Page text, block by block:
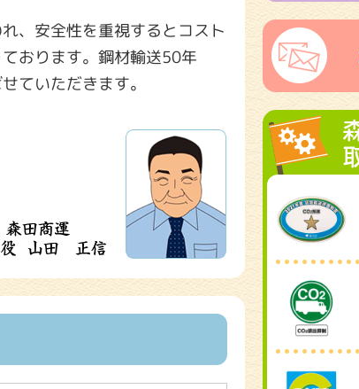
、安全性を重視するとコスト
おります。鋼材輸送50年
ていただきます。